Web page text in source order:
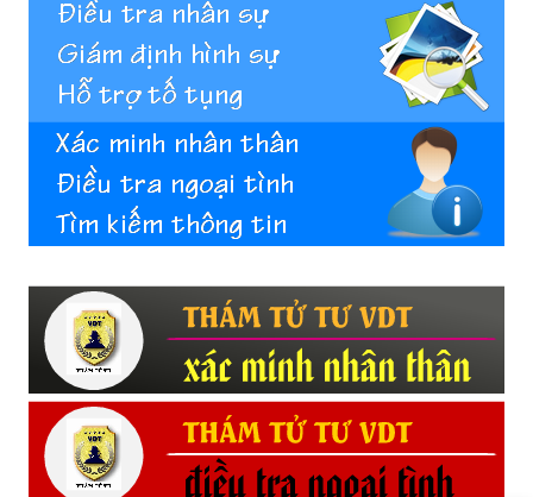
phong,